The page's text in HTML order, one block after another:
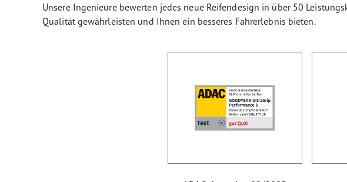
Unsere Ingenieure bewerten jedes neue Reifendesign in über 50
Qualität gewährleisten und Ihnen ein besseres Fahrerlebnis bieten.